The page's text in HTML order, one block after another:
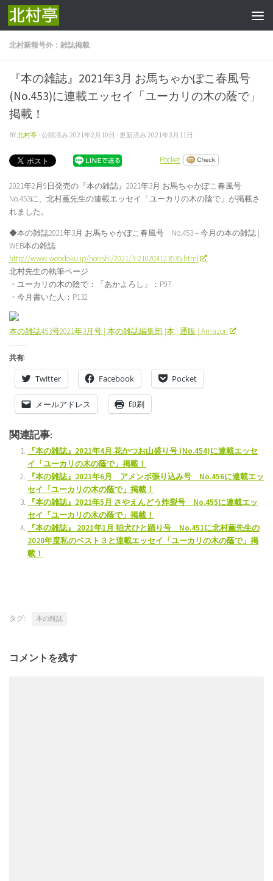
コンテンツへスキップ
北村新報号外：雑誌掲載
『本の雑誌』2021年3月 お馬ちゃかぽこ春風号
(No.453)に連載エッセイ「ユーカリの木の蔭で」
掲載！
BY北村亭 · 公開済み 2021年2月10日 · 更新済み 2021年3月11日
Pocket
2021年2月9日発売の『本の雑誌』2021年3月 お馬ちゃかぽこ春風号
No.453に、北村薫先生の連載エッセイ「ユーカリの木の陰で」が掲載さ
れました。
◆本の雑誌2021年3月 お馬ちゃかぽこ春風号 No.453 – 今月の本の雑誌 |
WEB本の雑誌
http://www.webdoku.jp/honshi/2021/3-210204123535.html
北村先生の執筆ページ
・ユーカリの木の陰で：「あかよろし」：P97
・今月書いた人：P132
本の雑誌453号2021年3月号 | 本の雑誌編集部 |本 | 通販 | Amazon
共有:
Twitter Facebook Pocket
メールアドレス 印刷
関連記事:
『本の雑誌』2021年4月 花かつお山盛り号 (No.454)に連載エッセ
イ「ユーカリの木の蔭で」掲載！
『本の雑誌』2021年6月 アメンボ張り込み号 No.456に連載エッ
セイ「ユーカリの木の蔭で」掲載！
『本の雑誌』2021年5月 さやえんどう炸裂号 No.455に連載エッ
セイ「ユーカリの木の蔭で」掲載！
『本の雑誌』 2021年1月 狛犬ひと踊り号 No.451に北村薫先生の
2020年度私のベスト３と連載エッセイ「ユーカリの木の蔭で」掲
載！
タグ: 本の雑誌
コメントを残す